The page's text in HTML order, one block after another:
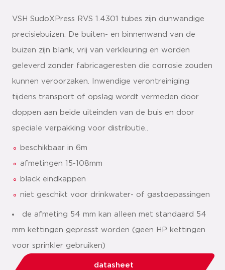
VSH SudoXPress RVS 1.4301 tubes zijn dunwandige
precisiebuizen. De buiten- en binnenwand van de
buizen zijn blank, vrij van verkleuring en worden
geleverd zonder fabricageresten die corrosie zouden
kunnen veroorzaken. Inwendige verontreiniging
tijdens transport of opslag wordt vermeden door
doppen aan beide uiteinden van de buis en door
speciale verpakking voor distributie..
beschikbaar in 6m
afmetingen 15-108mm
black eindkappen
niet geschikt voor drinkwater- of gastoepassingen
de afmeting 54 mm kan alleen met standaard 54
mm kettingen gepresst worden (geen HP kettingen
voor sprinkler gebruiken)
datasheet